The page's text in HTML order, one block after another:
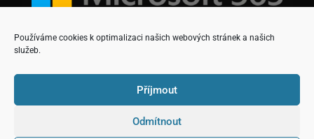
Používáme cookies k optimalizaci našich webových stránek a našich
služeb.
Příjmout
Odmítnout